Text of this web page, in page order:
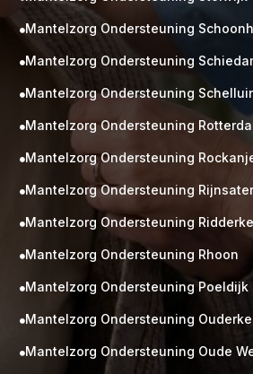
Mantelzorg Ondersteuning
Mantelzorg Ondersteuning
Mantelzorg Ondersteuning
Mantelzorg Ondersteuning
Mantelzorg Ondersteuning
Mantelzorg Ondersteuning
Mantelzorg Ondersteuning
Mantelzorg Ondersteuning Rhoon
Mantelzorg Ondersteuning Poeldijk
Mantelzorg Ondersteuning
Mantelzorg Ondersteuning Oude